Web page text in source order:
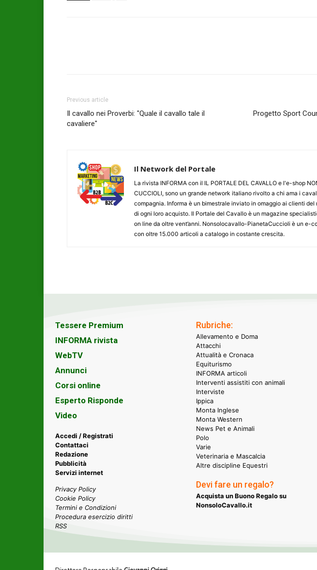
Previous article
Il cavallo nei Proverbi: "Quale il cavallo tale il
cavaliere"
Progetto Sport
Il Network del Portale
La rivista INFORMA con il IL PORTALE DEL CAVALLO e l'e-shop
CUCCIOLI, sono un grande network italiano rivolto a chi ama i
compagnia. Informa è un bimestrale inviato in omaggio ai clienti
di ogni loro acquisto. Il Portale del Cavallo è un magazine
on line da oltre vent’anni. Nonsolocavallo-PianetaCuccioli è un e-
con oltre 15.000 articoli a catalogo in costante crescita.
Tessere Premium
INFORMA rivista
WebTV
Annunci
Corsi online
Esperto Risponde
Video
Accedi / Registrati
Contattaci
Redazione
Pubblicità
Servizi internet
Privacy Policy
Cookie Policy
Termini e Condizioni
Procedura esercizio diritti
RSS
Rubriche:
Allevamento e Doma
Attacchi
Attualità e Cronaca
Equiturismo
INFORMA articoli
Interventi assistiti con animali
Interviste
Ippica
Monta Inglese
Monta Western
News Pet e Animali
Polo
Varie
Veterinaria e Mascalcia
Altre discipline Equestri
Devi fare un regalo?
Acquista un Buono Regalo su
NonsoloCavallo.it